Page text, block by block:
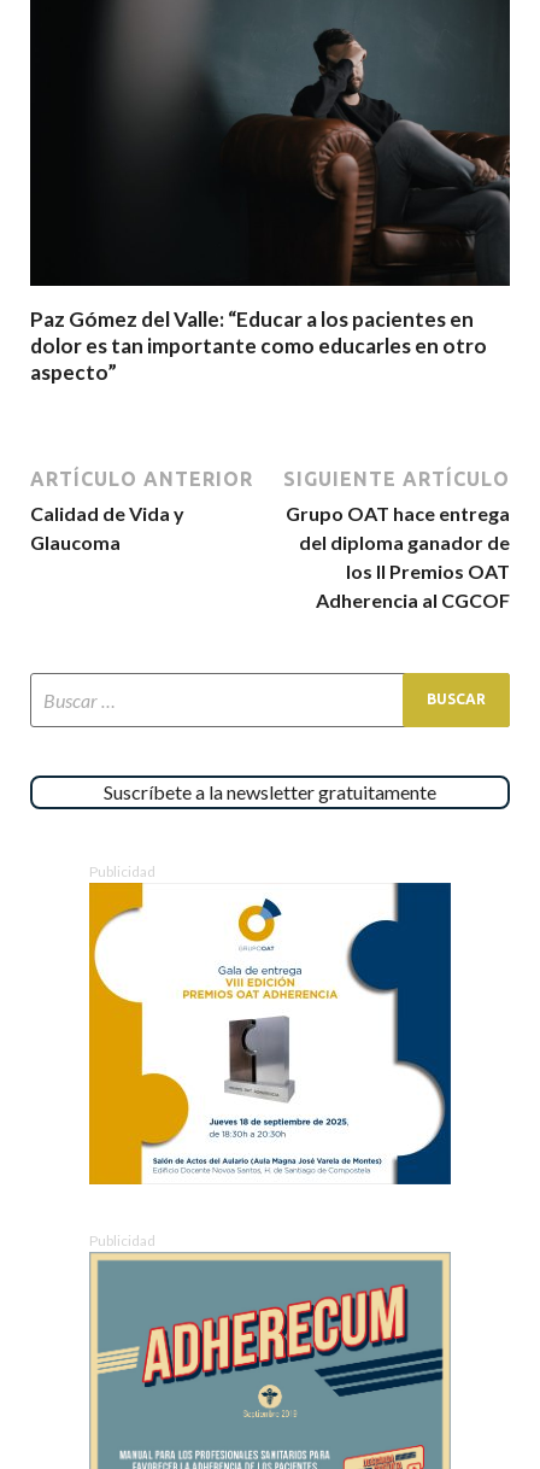
Paz Gómez del Valle: “Educar a los pacientes en
dolor es tan importante como educarles en otro
aspecto”
ARTÍCULO ANTERIOR
Calidad de Vida y
Glaucoma
SIGUIENTE ARTÍCULO
Grupo OAT hace entrega
del diploma ganador de
los II Premios OAT
Adherencia al CGCOF
Suscríbete a la newsletter gratuitamente
Publicidad
Publicidad